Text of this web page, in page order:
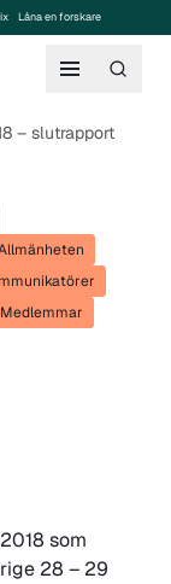
Låna en forskare
– slutrapport
Medlemmar
som
28 – 29